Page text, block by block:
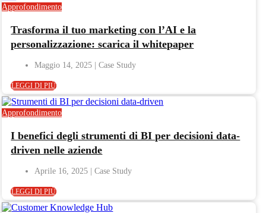
Approfondimento
Trasforma il tuo marketing con l’AI e la
personalizzazione: scarica il whitepaper
Maggio 14, 2025
LEGGI DI PIÙ
Approfondimento
I benefici degli strumenti di BI per decisioni data-
driven nelle aziende
Aprile 16, 2025
LEGGI DI PIÙ